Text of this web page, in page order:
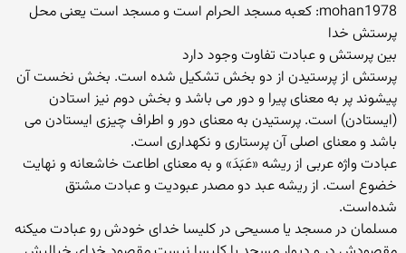
mohan1978: کعبه مسجد الحرام است و مسجد است یعنی محل
پرستش خدا
بین پرستش و عبادت تفاوت وجود دارد
پرستش از پرستیدن از دو بخش تشکیل شده است. بخش نخست آن
پیشوند پر به معنای پیرا و دور می باشد و بخش دوم نیز استادن
(ایستادن) است. پرستیدن به معنای دور و اطراف چیزی ایستادن می
باشد و معنای اصلی آن پرستاری و نکهداری است.
عبادت واژه عربی از ریشه «عَبَدَ» و به معنای اطاعت خاشعانه و نهایت
خضوع است. از ریشه عبد دو مصدر عبودیت و عبادت مشتق
شده‌است.
مسلمان در مسجد یا مسیحی در کلیسا خدای خودش رو عبادت میکنه